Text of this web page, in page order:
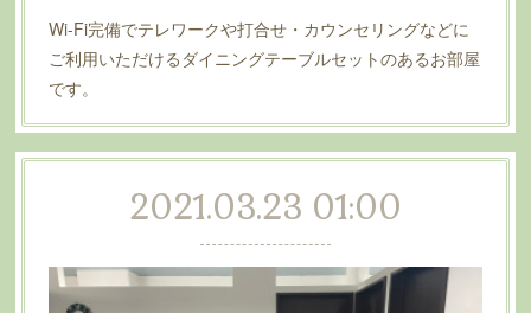
Wi-Fi完備でテレワークや打合せ・カウンセリングなどに
ご利用いただけるダイニングテーブルセットのあるお部屋
です。
2021.03.23 01:00